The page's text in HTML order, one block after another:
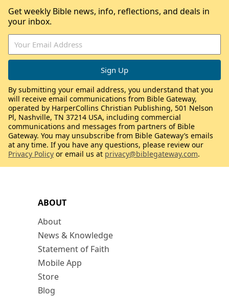
ABOUT
About
News & Knowledge
Statement of Faith
Mobile App
Store
Blog
Get weekly Bible news, info, reflections, and deals in
your inbox.
By submitting your email address, you understand that you
will receive email communications from Bible Gateway,
operated by HarperCollins Christian Publishing, 501 Nelson
Pl, Nashville, TN 37214 USA, including commercial
communications and messages from partners of Bible
Gateway. You may unsubscribe from Bible Gateway’s emails
at any time. If you have any questions, please review our
Privacy Policy or email us at privacy@biblegateway.com.